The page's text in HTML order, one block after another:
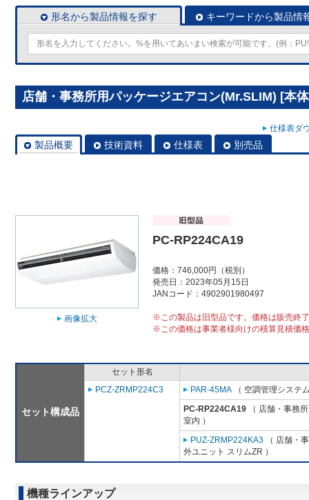
形名から製品情報を探す キーワードから製品情
店舗・事務所用パッケージエアコン(Mr.SLIM) [本
仕様表ダ
製品概要 技術資料 仕様表 別売品
画像拡大
PC-RP224CA19
価格：746,000円（税別）
発売日：2023年05月15日
JANコード：4902901980497
※この製品は旧型品です。価格は販売終
※この価格は事業者様向けの積算見積価
セット構成品
セット形名
PCZ-ZRMP224C3
PAR-45MA （ 空調管理システ
PC-RP224CA19 （ 店舗・事務
室内 ）
PUZ-ZRMP224KA3 （ 店舗・
外ユニット スリムZR ）
機種ラインアップ